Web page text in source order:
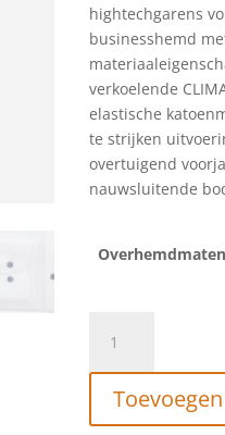
hightechgarens
businesshemd
verkoelende
elastische
te strijken
overtuigend
nauwsluitende
Overhemdmaten
Level
Five
24/Seven
Body